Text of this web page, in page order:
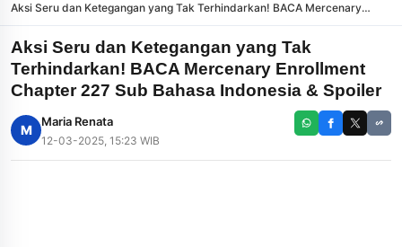
Aksi Seru dan Ketegangan yang Tak Terhindarkan! BACA Mercenary
Enrollment Chapter 227 Sub Bahasa Indonesia & Spoiler
Aksi Seru dan Ketegangan yang Tak
Terhindarkan! BACA Mercenary Enrollment
Chapter 227 Sub Bahasa Indonesia & Spoiler
M
Maria Renata
12-03-2025, 15:23 WIB